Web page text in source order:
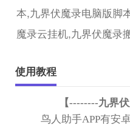
页
本,九界伏魔录电脑版脚
魔录云挂机,九界伏魔录
使用教程
【--------九界
鸟人助手APP有安